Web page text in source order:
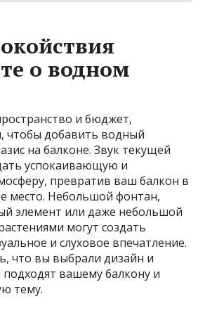
о водном
и бюджет,
чтобы добавить водный
на балконе. Звук текущей
успокаивающую и
превратив ваш балкон в
место. Небольшой фонтан,
элемент или даже небольшой
могут создать
и слуховое впечатление.
что вы выбрали дизайн и
вашему балкону и
тему.